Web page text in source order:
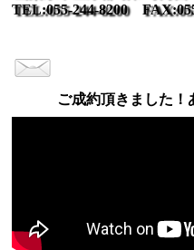
TEL:055-244-8200
ご成約頂きました！